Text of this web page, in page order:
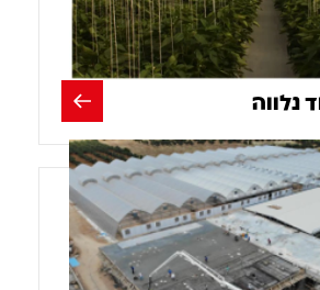
נלווה